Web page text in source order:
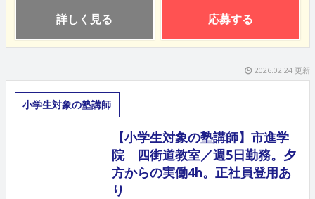
詳しく見る 応募する
2026.02.24 更新
小学生対象の塾講師
【小学生対象の塾講師】市進学
院 四街道教室／週5日勤務。夕
方からの実働4h。正社員登用あ
り